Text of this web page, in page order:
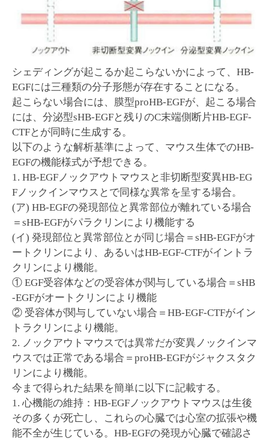
シェディングが起こるか起こらないかによって、HB-
EGFには三種類の分子形態が存在することになる。
起こらない場合には、膜型proHB-EGFが、起こる場合
には、分泌型sHB-EGFと残りのC末端側断片HB-EGF-
CTFとが同時に生成する。
以下のような解析基準によって、マウス生体でのHB-
EGFの機能様式が予想できる。
1. HB-EGFノックアウトマウスと非切断型変異HB-EG
Fノックインマウスとで同様な異常を呈する場合。
(ア) HB-EGFの発現部位と異常部位が離れている場合
＝sHB-EGFがパラクリンにより機能する
(イ) 発現部位と異常部位とが同じ場合＝sHB-EGFがオ
ートクリンにより、あるいはHB-EGF-CTFがイントラ
クリンにより機能。
① EGF受容体などの受容体が関与している場合＝sHB
-EGFがオートクリンにより機能
② 受容体が関与していない場合＝HB-EGF-CTFがイン
トラクリンにより機能。
2. ノックアウトマウスでは異常だが変異ノックインマ
ウスでは正常である場合＝proHB-EGFがジャクスタク
リンにより機能。
今まで得られた結果を簡単に以下に記載する。
1. 心機能の維持：HB-EGFノックアウトマウスは生後
その多くが死亡し、これらの心臓では心室の拡張や機
能不全が生じている。HB-EGFの発現が心臓で確認さ